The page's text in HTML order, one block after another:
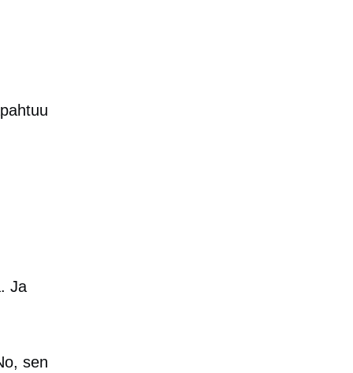
Ja
sen